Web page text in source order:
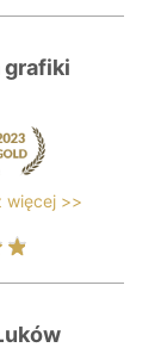
grafiki
więcej >>